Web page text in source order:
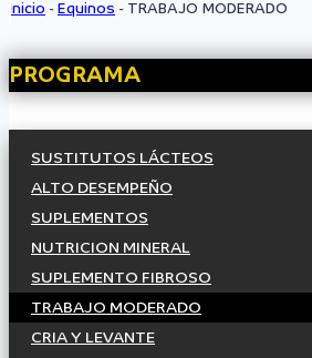
Inicio - Equinos - TRABAJO MODERADO
PROGRAMA
SUSTITUTOS LÁCTEOS
ALTO DESEMPEÑO
SUPLEMENTOS
NUTRICION MINERAL
SUPLEMENTO FIBROSO
TRABAJO MODERADO
CRIA Y LEVANTE